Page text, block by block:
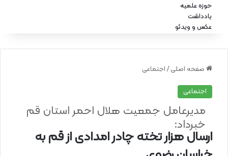
حوزه علمیه
یادداشت
عکس و ویدئو
صفحه اصلی / اجتماعی
اجتماعی
ارسال هزار تخته چادر امدادی از قم به
مدیرعامل جمعیت هلال احمر استان قم
خبرداد: